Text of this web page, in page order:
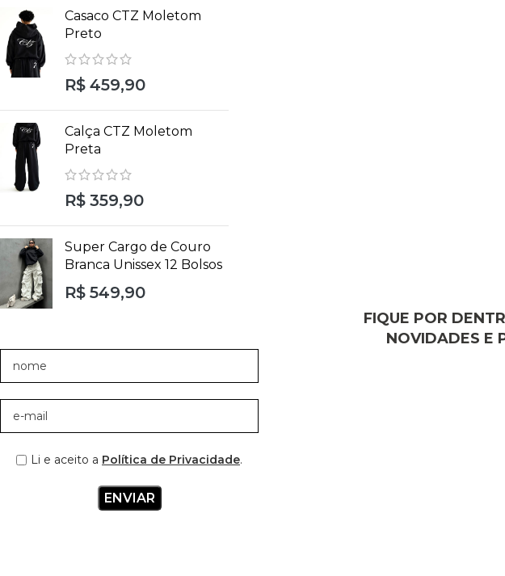
Casaco CTZ Moletom
Preto
R$ 459,90
Calça CTZ Moletom
Preta
R$ 359,90
Super Cargo de Couro
Branca Unissex 12 Bolsos
R$ 549,90
FIQUE POR
NOVIDADES E
Li e aceito a Política de Privacidade.